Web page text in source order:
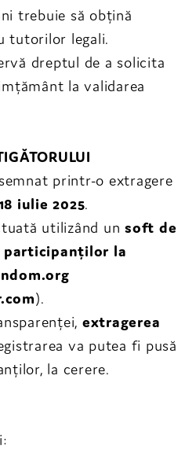
trebuie să obțină
tutorilor legali.
dreptul de a solicita
la validarea
printr-o extragere
iulie 2025.
utilizând un soft de
participanților la
).
extragerea
va putea fi pusă
la cerere.